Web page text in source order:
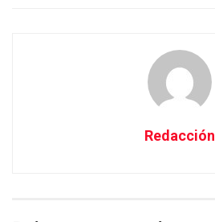
Redacción